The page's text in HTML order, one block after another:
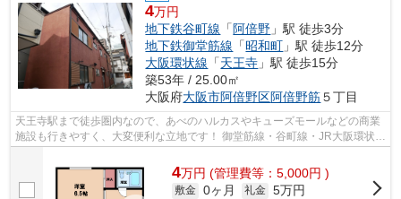
4万円
地下鉄谷町線 「 阿倍野 」駅 徒歩3分
地下鉄御堂筋線 「昭和町 」駅 徒歩12分
大阪環状線 「天王寺 」駅 徒歩15分
築53年 / 25.00㎡
大阪府大阪市阿倍野区阿倍野筋５丁目
天王寺駅まで徒歩圏内なので、あべのハルカスやキューズモールなどの商業
施設も行きやすく、大変便利な立地です！ 御堂筋線・谷町線・JR大阪環状
線・近鉄南大阪線・JR阪和線など各沿...
4万円 (管理費等：5,000円 )
敷金 0ヶ月 礼金 5万円